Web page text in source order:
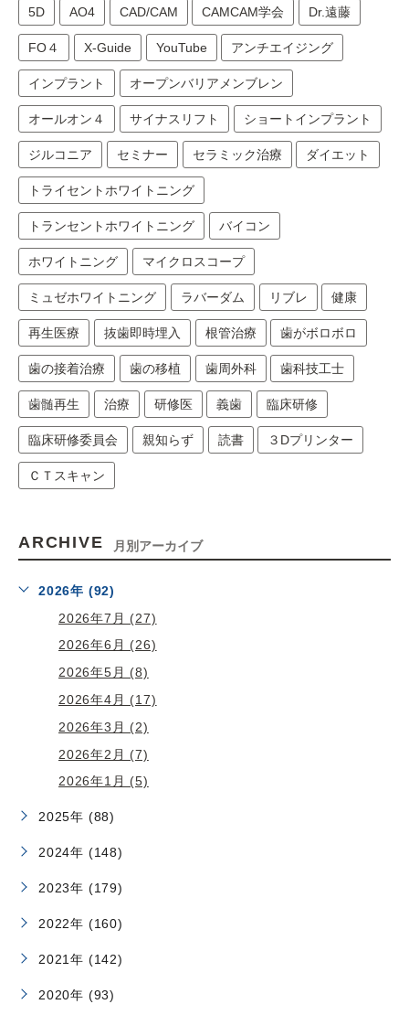
5D AO4 CAD/CAM CAMCAM学会 Dr.遠藤
FO４ X-Guide YouTube アンチエイジング
インプラント オープンバリアメンブレン
オールオン４ サイナスリフト ショートインプラント
ジルコニア セミナー セラミック治療 ダイエット
トライセントホワイトニング
トランセントホワイトニング バイコン
ホワイトニング マイクロスコープ
ミュゼホワイトニング ラバーダム リブレ 健康
再生医療 抜歯即時埋入 根管治療 歯がボロボロ
歯の接着治療 歯の移植 歯周外科 歯科技工士
歯髄再生 治療 研修医 義歯 臨床研修
臨床研修委員会 親知らず 読書 ３Dプリンター
ＣＴスキャン
ARCHIVE 月別アーカイブ
2026年 (92)
2026年7月 (27)
2026年6月 (26)
2026年5月 (8)
2026年4月 (17)
2026年3月 (2)
2026年2月 (7)
2026年1月 (5)
2025年 (88)
2024年 (148)
2023年 (179)
2022年 (160)
2021年 (142)
2020年 (93)